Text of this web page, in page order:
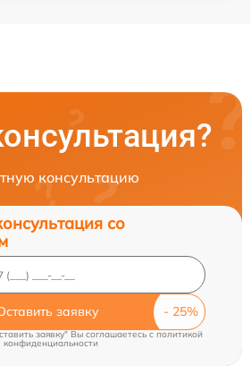
консультацию
со
заявку
заявку" Вы соглашаетесь cполитикой
конфиденциальности